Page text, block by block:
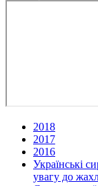
2018
2017
2016
Українські
увагу до